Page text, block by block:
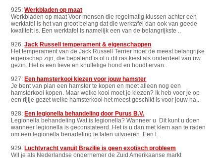
925:Werkbladen op maat
Werkbladen op maat Voor mensen die regelmatig klussen achter een
werktafel is het van groot belang dat die werktafel dan ook van goede
kwaliteit is. Een werktafel is namelijk een van de belangrijkste ..
926:Jack Russell temperament & eigenschappen
Het temperament van de Jack Russell Terrier moet de meest belangrijke
eigenschap zijn, die bepalend is of u dit ras kiest als onderdeel van uw
gezin. Het is een lieve en knuffelige hond en houdt ervan..
927:Een hamsterkooi kiezen voor jouw hamster
Je bent van plan een hamster te kopen en moet alleen nog een
hamsterkooi kopen. Maar welke kooi moet je kiezen? Ik heb voor je op
een rijtje gezet welke hamsterkooi het meest geschikt is voor jouw ha..
928:Een legionella behandeling door Purus B.V.
Legionella behandeling Wat is legionella? Wanneer u Dit kunt u doen
wanneer legionella is geconstateerd. Het is u dan met klem aan te raden
om een legionella benadeling te laten uitvoeren. Een l..
929:Luchtvracht vanuit Brazilie is geen exotisch probleem
Wil je als Nederlandse ondernemer de Zuid Amerikaanse markt